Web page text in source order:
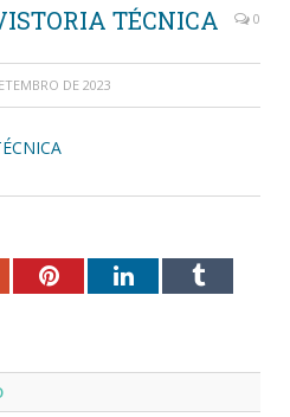
TÉCNICA 0
DE 2023
PinterestLinkedInTumblr